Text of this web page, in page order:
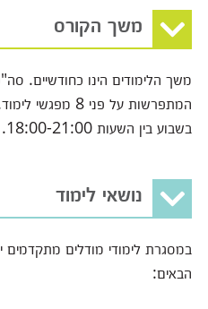
משך הקורס
המתפרשות על פני
בשבוע בין השעות 18:00-21:00.
נושאי לימוד
במסגרת לימודי מודלים מתקדמים
הבאים: